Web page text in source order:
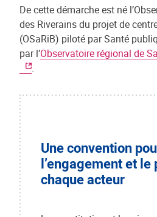
De cette démarche est né
des Riverains du projet de
(OSaRiB) piloté par Santé
par l’Observatoire régional de
.
Une convention
l’engagement et
chaque acteur